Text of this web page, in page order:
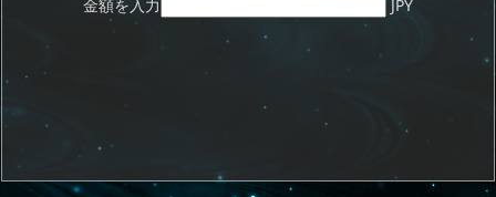
金額を入力 JPY